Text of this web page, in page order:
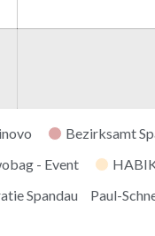
Bezirksamt
- Event
Spandau Paul-